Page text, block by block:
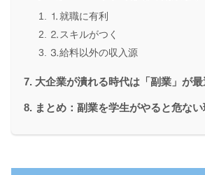
⒈就職に有利
⒉スキルがつく
⒊給料以外の収入源
大企業が潰れる時代は「副業」が
まとめ：副業を学生がやると危ない